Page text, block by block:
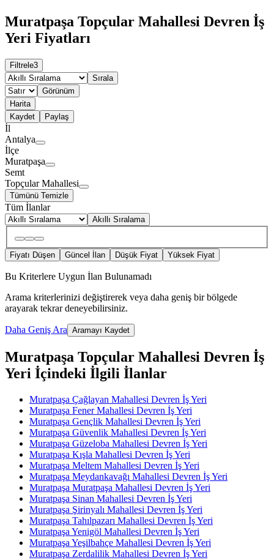
Muratpaşa Topçular Mahallesi Devren İş
Yeri Fiyatları
Filtrele3
Sırala
Görünüm
Harita
Kaydet
Paylaş
İl
Antalya
İlçe
Muratpaşa
Semt
Topçular Mahallesi
Tümünü Temizle
Tüm İlanlar
Akıllı Sıralama
Fiyatı Düşen Güncel İlan Düşük Fiyat Yüksek Fiyat
Bu Kriterlere Uygun İlan Bulunamadı
Arama kriterlerinizi değiştirerek veya daha geniş bir bölgede
arayarak tekrar deneyebilirsiniz.
Daha Geniş Ara Aramayı Kaydet
Muratpaşa Topçular Mahallesi Devren İş
Yeri İçindeki İlgili İlanlar
Muratpaşa Çağlayan Mahallesi Devren İş Yeri
Muratpaşa Fener Mahallesi Devren İş Yeri
Muratpaşa Gençlik Mahallesi Devren İş Yeri
Muratpaşa Güvenlik Mahallesi Devren İş Yeri
Muratpaşa Güzeloba Mahallesi Devren İş Yeri
Muratpaşa Kışla Mahallesi Devren İş Yeri
Muratpaşa Meltem Mahallesi Devren İş Yeri
Muratpaşa Meydankavağı Mahallesi Devren İş Yeri
Muratpaşa Muratpaşa Mahallesi Devren İş Yeri
Muratpaşa Sinan Mahallesi Devren İş Yeri
Muratpaşa Şirinyalı Mahallesi Devren İş Yeri
Muratpaşa Tahılpazarı Mahallesi Devren İş Yeri
Muratpaşa Yenigöl Mahallesi Devren İş Yeri
Muratpaşa Yeşilbahçe Mahallesi Devren İş Yeri
Muratpaşa Zerdalilik Mahallesi Devren İş Yeri